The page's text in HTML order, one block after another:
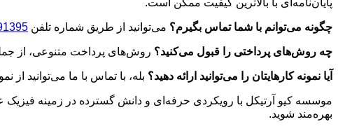
چگونه می‌توانم با شما تماس بگیرم؟ می‌توانید از طریق شماره تلفن
چه روش‌های پرداختی را قبول می‌کنید؟ روش‌های پرداخت متنوعی، از
آیا نمونه کارهایتان را می‌توانید ارائه دهید؟ بله، با تماس با ما می‌توانید از
موسسه کیو آرتیکل با رویکردی حرفه‌ای و دانش گسترده در زمینه فیزیک
بهره‌مند شوید.